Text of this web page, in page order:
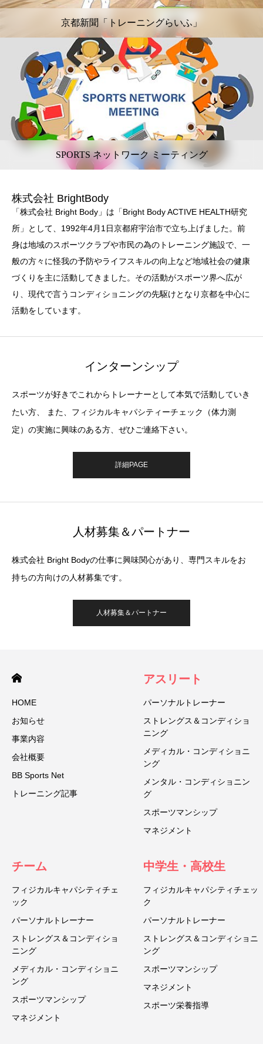
京都新聞「トレーニングらいふ」
SPORTS ネットワーク ミーティング
株式会社 BrightBody
「株式会社 Bright Body」は「Bright Body ACTIVE HEALTH研究
所」として、1992年4月1日京都府宇治市で立ち上げました。前
身は地域のスポーツクラブや市民の為のトレーニング施設で、一
般の方々に怪我の予防やライフスキルの向上など地域社会の健康
づくりを主に活動してきました。その活動がスポーツ界へ広が
り、現代で言うコンディショニングの先駆けとなり京都を中心に
活動をしています。
インターンシップ
スポーツが好きでこれからトレーナーとして本気で活動していき
たい方、 また、フィジカルキャパシティーチェック（体力測
定）の実施に興味のある方、ぜひご連絡下さい。
詳細PAGE
人材募集＆パートナー
株式会社 Bright Bodyの仕事に興味関心があり、専門スキルをお
持ちの方向けの人材募集です。
人材募集＆パートナー
HOME
お知らせ
事業内容
会社概要
BB Sports Net
トレーニング記事
アスリート
パーソナルトレーナー
ストレングス＆コンディショ
ニング
メディカル・コンディショニ
ング
メンタル・コンディショニン
グ
スポーツマンシップ
マネジメント
チーム
フィジカルキャパシティチェ
ック
パーソナルトレーナー
ストレングス＆コンディショ
ニング
メディカル・コンディショニ
ング
スポーツマンシップ
マネジメント
中学生・高校生
フィジカルキャパシティチェッ
ク
パーソナルトレーナー
ストレングス＆コンディショニ
ング
スポーツマンシップ
マネジメント
スポーツ栄養指導